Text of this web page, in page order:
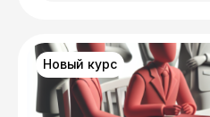
Новый курс